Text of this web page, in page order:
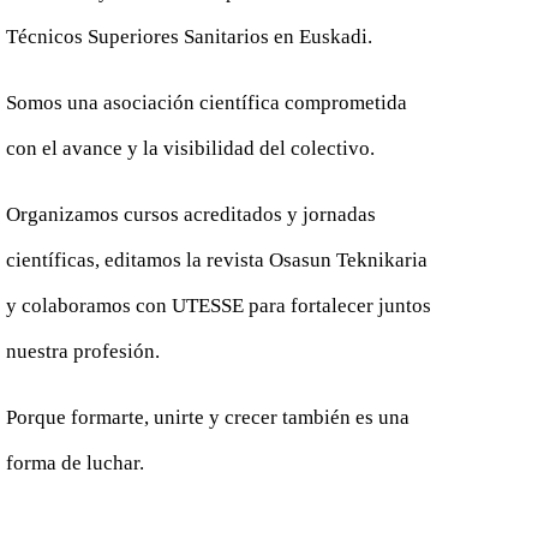
Técnicos Superiores Sanitarios en Euskadi.
Somos una asociación científica comprometida
con el avance y la visibilidad del colectivo.
Organizamos cursos acreditados y jornadas
científicas, editamos la revista Osasun Teknikaria
y colaboramos con UTESSE para fortalecer juntos
nuestra profesión.
Porque formarte, unirte y crecer también es una
forma de luchar.